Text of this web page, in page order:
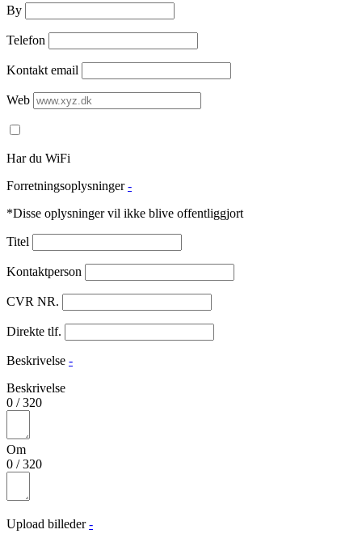
By
Telefon
Kontakt email
Web
Har du WiFi
Forretningsoplysninger -
*Disse oplysninger vil ikke blive offentliggjort
Titel
Kontaktperson
CVR NR.
Direkte tlf.
Beskrivelse -
Beskrivelse
0 /320
Om
0 /320
Upload billeder -